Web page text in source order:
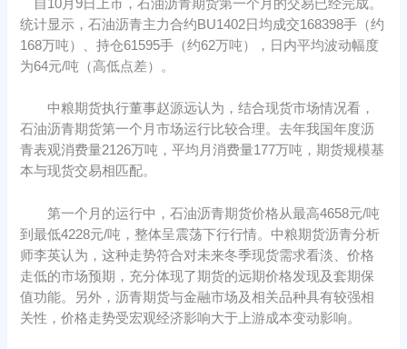
自10月9日上市，石油沥青期货第一个月的交易已经完成。
统计显示，石油沥青主力合约BU1402日均成交168398手（约
168万吨）、持仓61595手（约62万吨），日内平均波动幅度
为64元/吨（高低点差）。
中粮期货执行董事赵源远认为，结合现货市场情况看，
石油沥青期货第一个月市场运行比较合理。去年我国年度沥
青表观消费量2126万吨，平均月消费量177万吨，期货规模基
本与现货交易相匹配。
第一个月的运行中，石油沥青期货价格从最高4658元/吨
到最低4228元/吨，整体呈震荡下行行情。中粮期货沥青分析
师李英认为，这种走势符合对未来冬季现货需求看淡、价格
走低的市场预期，充分体现了期货的远期价格发现及套期保
值功能。另外，沥青期货与金融市场及相关品种具有较强相
关性，价格走势受宏观经济影响大于上游成本变动影响。